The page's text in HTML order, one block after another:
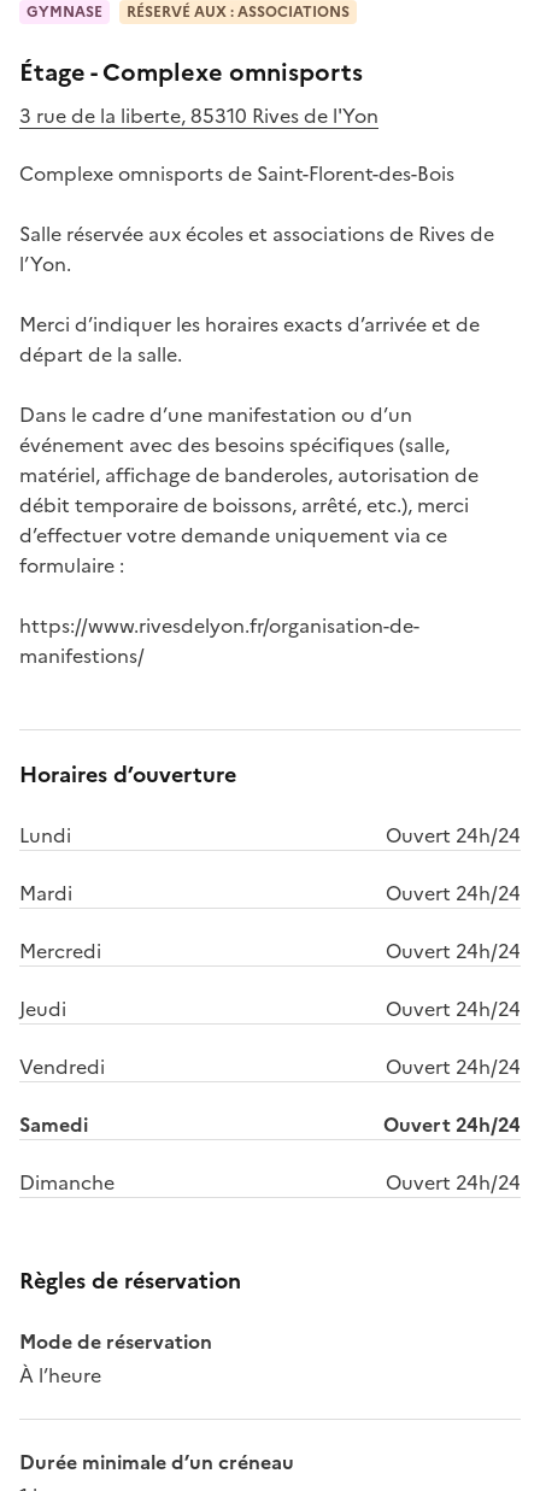
GYMNASE RÉSERVÉ AUX : ASSOCIATIONS
Étage - Complexe omnisports
3 rue de la liberte, 85310 Rives de l'Yon
Complexe omnisports de Saint-Florent-des-Bois
Salle réservée aux écoles et associations de Rives de
l’Yon.
Merci d’indiquer les horaires exacts d’arrivée et de
départ de la salle.
Dans le cadre d’une manifestation ou d’un
événement avec des besoins spécifiques (salle,
matériel, affichage de banderoles, autorisation de
débit temporaire de boissons, arrêté, etc.), merci
d’effectuer votre demande uniquement via ce
formulaire :
https://www.rivesdelyon.fr/organisation-de-
manifestions/
Horaires d’ouverture
Lundi
Ouvert 24h/24
Mardi
Ouvert 24h/24
Mercredi
Ouvert 24h/24
Jeudi
Ouvert 24h/24
Vendredi
Ouvert 24h/24
Samedi
Ouvert 24h/24
Dimanche
Ouvert 24h/24
Règles de réservation
Mode de réservation
À l’heure
Durée minimale d’un créneau